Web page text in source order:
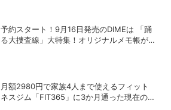
予約スタート！9月16日発売のDIMEは 「踊
る大捜査線」大特集！オリジナルメモ帳が特
月額2980円で家族4人まで使えるフィット
ネスジム「FIT365」に3か月通った現在のリ